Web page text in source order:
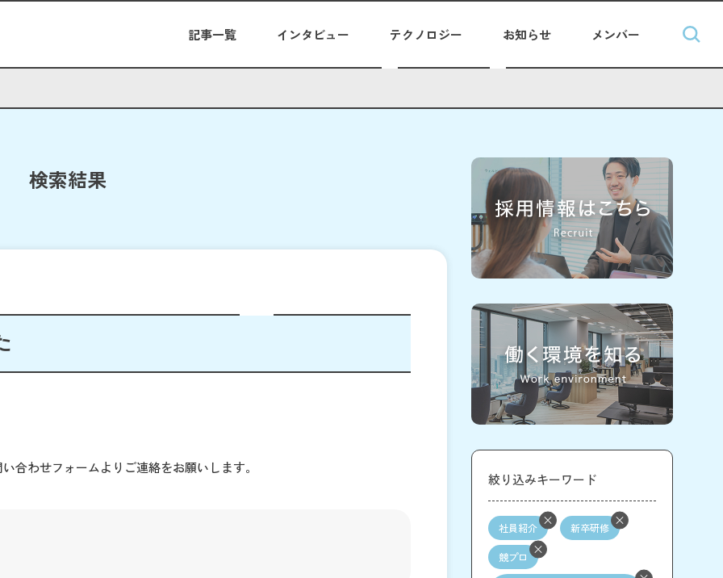
記事一覧 インタビュー テクノロジー お知らせ メンバー
検索結果
合わせフォームよりご連絡をお願いします。
絞り込みキーワード
社員紹介 新卒研修
競プロ